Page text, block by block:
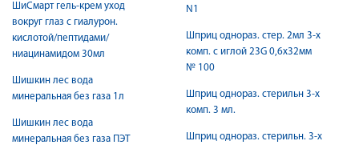
ШиСмарт гель-крем уход
вокруг глаз с гиалурон.
кислотой/пептидами/
ниацинамидом 30мл
Шишкин лес вода
минеральная без газа 1л
Шишкин лес вода
минеральная без газа ПЭТ
N1
Шприц однораз. стер. 2мл 3-х
комп. с иглой 23G 0,6х32мм
№ 100
Шприц однораз. стерильн 3-х
комп. 3 мл.
Шприц однораз. стерильн. 3-х